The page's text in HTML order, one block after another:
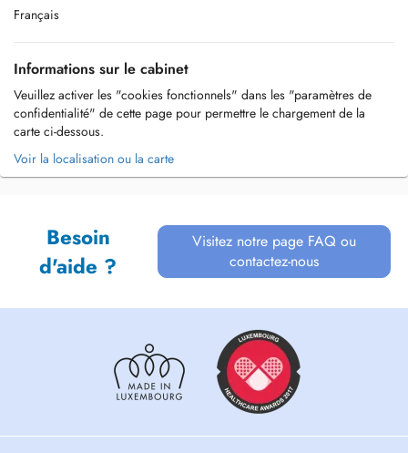
Français
Informations sur le cabinet
Veuillez activer les "cookies fonctionnels" dans les "paramètres de
confidentialité" de cette page pour permettre le chargement de la
carte ci-dessous.
Voir la localisation ou la carte
Besoin
d'aide ?
Visitez notre page FAQ ou
contactez-nous